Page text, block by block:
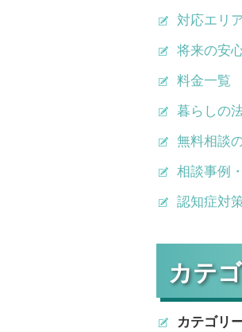
対応エリ
将来の安
料金一覧
暮らしの
無料相談
相談事例
認知症対
カテ
カテゴリ